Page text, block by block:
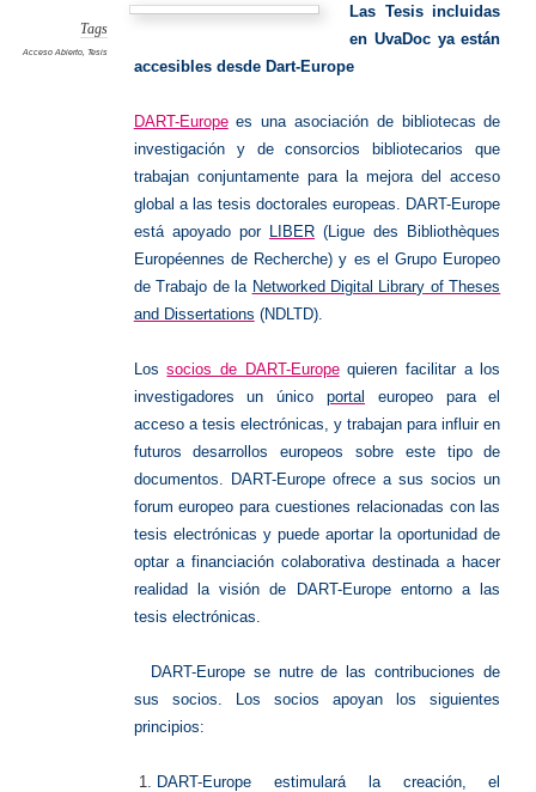
Europe
Tags
Acceso Abierto, Tesis
Las Tesis incluidas
en UvaDoc ya están
accesibles desde Dart-Europe
DART-Europees una asociación de bibliotecas de
investigación y de consorcios bibliotecarios que
trabajan conjuntamente para la mejora del acceso
global a las tesis doctorales europeas. DART-Europe
está apoyado por
LIBER (Ligue des Bibliothèques
Européennes de Recherche) y es el Grupo Europeo
de Trabajo de la Networked Digital Library of Theses
and Dissertations (NDLTD).
Lossocios de DART-Europequieren facilitar a los
investigadores un únicoportal
europeo para el
acceso a tesis electrónicas, y trabajan para influir en
futuros desarrollos europeos sobre este tipo de
documentos. DART-Europe ofrece a sus socios un
forum europeo para cuestiones relacionadas con las
tesis electrónicas y puede aportar la oportunidad de
optar a financiación colaborativa destinada a hacer
realidad la visión de DART-Europe entorno a las
tesis electrónicas.
DART-Europe se nutre de las contribuciones de
sus socios. Los socios apoyan los siguientes
principios:
DART-Europe estimulará la creación, el